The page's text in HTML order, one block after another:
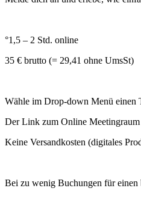
°1,5 – 2 Std. online
35 € brutto (= 29,41 ohne UmsSt)
Wähle im Drop-down Menü einen
Der Link zum Online
Keine Versandkosten (digitales
Bei zu wenig Buchungen für einen